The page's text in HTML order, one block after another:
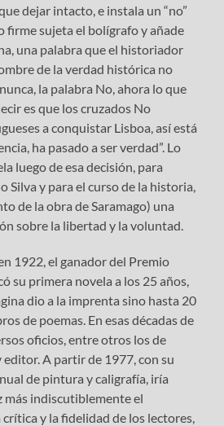
dejar intacto, e instala un “no”
firme sujeta el bolígrafo y añade
una palabra que el historiador
de la verdad histórica no
la palabra No, ahora lo que
es que los cruzados No
a conquistar Lisboa, así está
ha pasado a ser verdad”. Lo
luego de esa decisión, para
Silva y para el curso de la historia,
de la obra de Saramago) una
sobre la libertad y la voluntad.
1922, el ganador del Premio
su primera novela a los 25 años,
dio a la imprenta sino hasta 20
de poemas. En esas décadas de
oficios, entre otros los de
editor. A partir de 1977, con su
de pintura y caligrafía, iría
más indiscutiblemente el
y la fidelidad de los lectores,